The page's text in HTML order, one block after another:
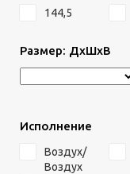
144,5
Размер: ДхШхВ
Исполнение
Воздух/
Воздух